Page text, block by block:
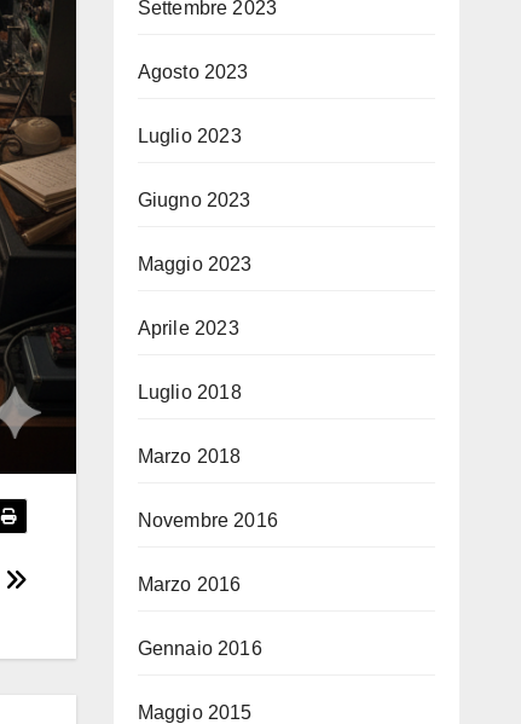
Settembre 2023
Agosto 2023
Luglio 2023
Giugno 2023
Maggio 2023
Aprile 2023
Luglio 2018
Marzo 2018
Novembre 2016
Marzo 2016
Gennaio 2016
Maggio 2015